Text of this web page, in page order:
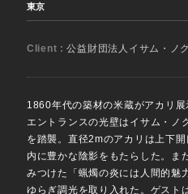
東京
Client :公益財団法人イサム・ノ
1860年代の築材の米蔵がアカリ展
エントランスの光壁はイサム・ノ
を踏襲。直径2mのアカリは上下
内に豊かな陰影をもたらした。ま
みつけた「蝋燭の炎には人間的魅
ゆらぎ調光を取り入れた。ゲスト